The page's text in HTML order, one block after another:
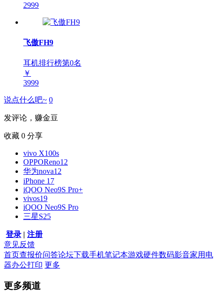
2999
飞傲FH9
耳机排行榜第0名
￥
3999
说点什么吧~ 0
发评论，赚金豆
收藏 0 分享
vivo X100s
OPPOReno12
华为nova12
iPhone 17
iQOO Neo9S Pro+
vivos19
iQOO Neo9S Pro
三星S25
登录 | 注册
意见反馈
首页查报价问答论坛下载手机笔记本游戏硬件数码影音家用电
器办公打印 更多
更多频道